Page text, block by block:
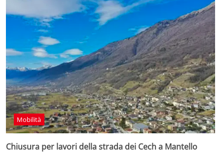
Mobilità
Chiusura per lavori della strada dei Cech a Mantello